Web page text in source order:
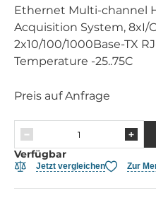
Ethernet Multi-channel
Acquisition System, 8xI/
2x10/100/1000Base-TX
Temperature -25..75C
Preis auf Anfrage
Verfügbar
Jetzt vergleichen Zur